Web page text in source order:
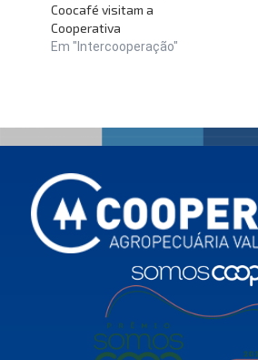
Coocafé visitam a
Cooperativa
Em "Intercooperação"